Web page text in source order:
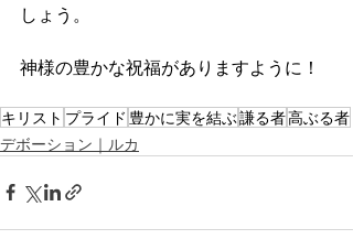
しょう。
神様の豊かな祝福がありますように！
キリスト プライド 豊かに実を結ぶ謙る者高ぶる者
デボーション｜ルカ